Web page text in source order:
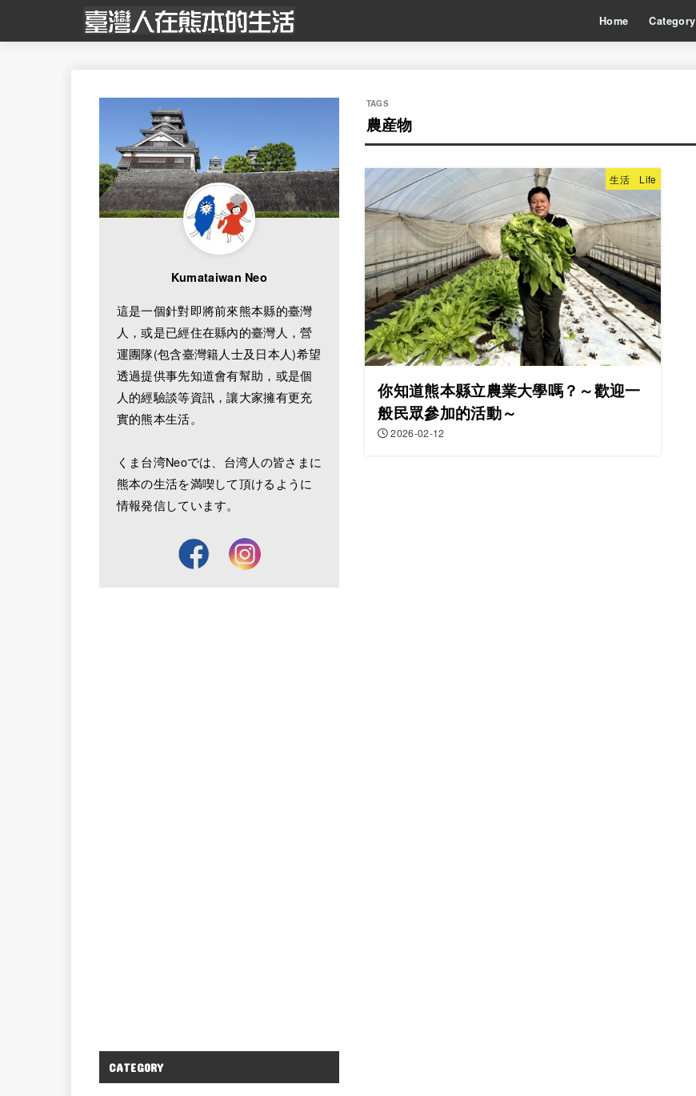
Home Category
農産物
生活 Life
你知道熊本縣立農業大學嗎？～歡迎一
般民眾參加的活動～
2026-02-12
Kumataiwan Neo
這是一個針對即將前來熊本縣的臺灣
人，或是已經住在縣內的臺灣人，營
運團隊(包含臺灣籍人士及日本人)希望
透過提供事先知道會有幫助，或是個
人的經驗談等資訊，讓大家擁有更充
實的熊本生活。
くま台湾Neoでは、台湾人の皆さまに
熊本の生活を満喫して頂けるように
情報発信しています。
CATEGORY